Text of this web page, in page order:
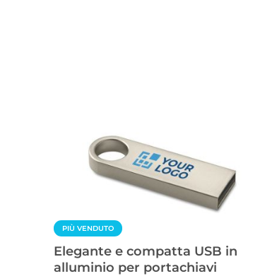
PIÙ VENDUTO
Elegante e compatta USB in
alluminio per portachiavi